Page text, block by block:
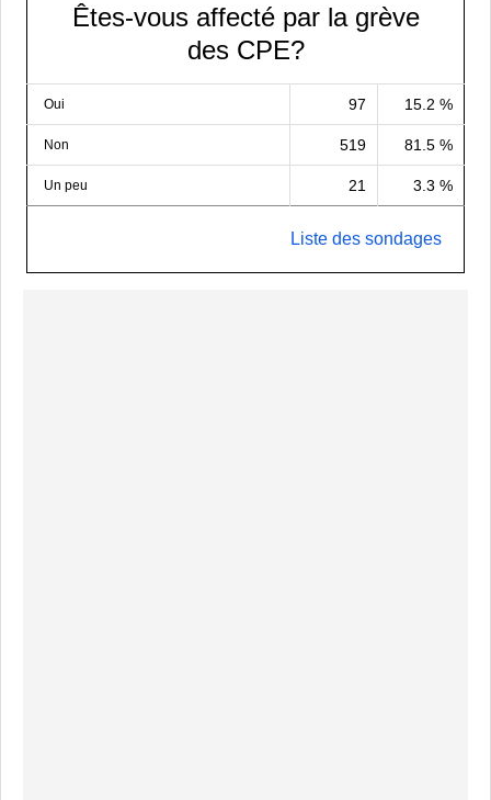
Êtes-vous affecté par la grève
des CPE?
Oui 97 15.2 %
Non 519 81.5 %
Un peu 21 3.3 %
Liste des sondages